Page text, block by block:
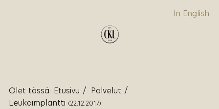
In English
Olet tässä: Etusivu / Palvelut /
Leukaimplantti (22.12.2017)